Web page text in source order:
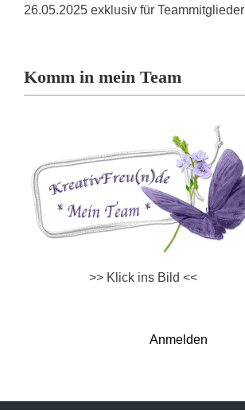
26.05.2025 exklusiv für Teammitglieder
Komm in mein Team
>> Klick ins Bild <<
Anmelden